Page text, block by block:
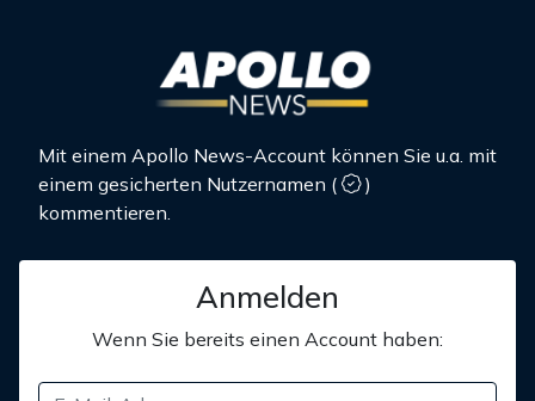
Mit einem Apollo News-Account können Sie u.a. mit
einem gesicherten Nutzernamen (
)
kommentieren.
Anmelden
Wenn Sie bereits einen Account haben: